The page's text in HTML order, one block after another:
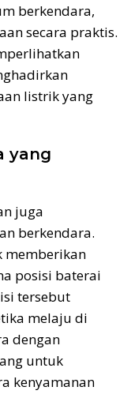
berkendara,
secara praktis.
listrik yang
yang
juga
berkendara.
memberikan
posisi baterai
tersebut
melaju di
dengan
untuk
kenyamanan